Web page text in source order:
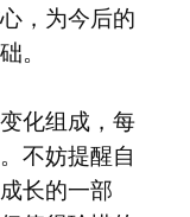
，为今后的
。
化组成，每
不妨提醒自
长的一部